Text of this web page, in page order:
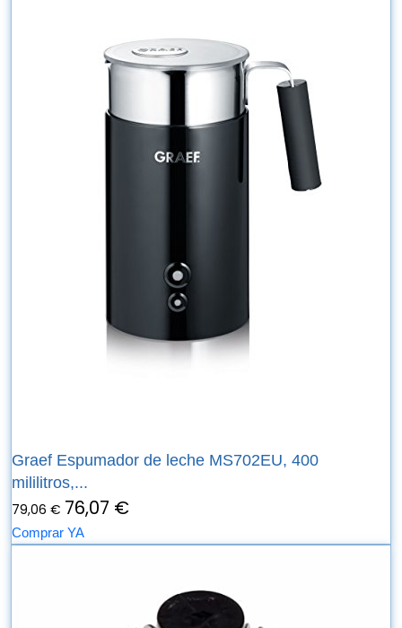
Graef Espumador de leche MS702EU, 400
mililitros,...
79,06 € 76,07 €
Comprar YA